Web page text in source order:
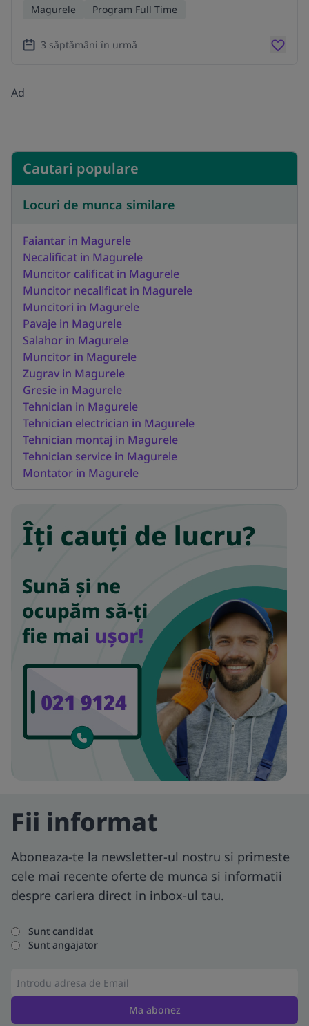
Magurele Program Full Time
3 săptămâni în urmă
Ad
Cautari populare
Locuri de munca similare
Faiantar in Magurele
Necalificat in Magurele
Muncitor calificat in Magurele
Muncitor necalificat in Magurele
Muncitori in Magurele
Pavaje in Magurele
Salahor in Magurele
Muncitor in Magurele
Zugrav in Magurele
Gresie in Magurele
Tehnician in Magurele
Tehnician electrician in Magurele
Tehnician montaj in Magurele
Tehnician service in Magurele
Montator in Magurele
Fii informat
Aboneaza-te la newsletter-ul nostru si primeste
cele mai recente oferte de munca si informatii
despre cariera direct in inbox-ul tau.
Sunt candidat
Sunt angajator
Ma abonez